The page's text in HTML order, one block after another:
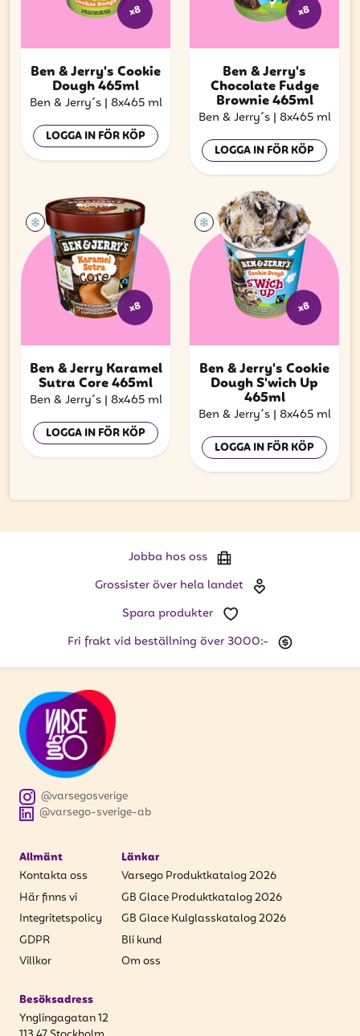
x8
Ben & Jerry's Cookie
Dough 465ml
Ben & Jerry´s | 8x465 ml
LOGGA IN FÖR KÖP
x8
Ben & Jerry's
Chocolate Fudge
Brownie 465ml
Ben & Jerry´s | 8x465 ml
LOGGA IN FÖR KÖP
x8
Ben & Jerry Karamel
Sutra Core 465ml
Ben & Jerry´s | 8x465 ml
LOGGA IN FÖR KÖP
x8
Ben & Jerry's Cookie
Dough S'wich Up
465ml
Ben & Jerry´s | 8x465 ml
LOGGA IN FÖR KÖP
Jobba hos oss
Grossister över hela landet
Spara produkter
Fri frakt vid beställning över 3000:-
@varsego-sverige-ab
@varsegosverige
Allmänt
Kontakta oss
Här finns vi
Integritetspolicy
GDPR
Villkor
Länkar
Varsego Produktkatalog 2026
GB Glace Produktkatalog 2026
GB Glace Kulglasskatalog 2026
Bli kund
Om oss
Besöksadress
Ynglingagatan 12